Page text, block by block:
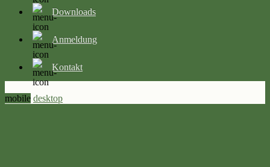
Downloads
Anmeldung
Kontakt
mobile desktop